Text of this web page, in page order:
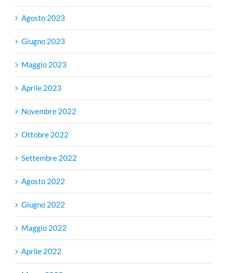
Agosto 2023
Giugno 2023
Maggio 2023
Aprile 2023
Novembre 2022
Ottobre 2022
Settembre 2022
Agosto 2022
Giugno 2022
Maggio 2022
Aprile 2022